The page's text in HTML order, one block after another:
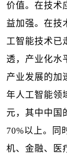
价值。在技术
益加强。在技
工智能技术已
透，产业化水
产业发展的加
年人工智能领
元，其中中国
70%以上。同
机、金融、医